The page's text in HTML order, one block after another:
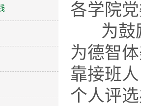
各学院
为鼓励
为德智
靠接班
个人评